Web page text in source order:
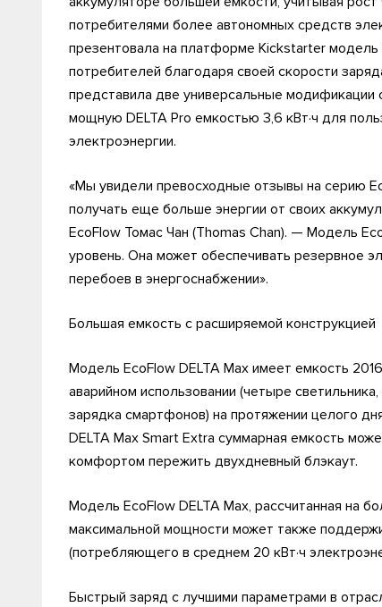
потребителями более автономных средств
презентовала на платформе Kickstarter модель
потребителей благодаря своей скорости
представила две универсальные модификации
мощную DELTA Pro емкостью 3,6 кВт·ч для
электроэнергии.
«Мы увидели превосходные отзывы на серию
получать еще больше энергии от своих
EcoFlow Томас Чан (Thomas Chan). — Модель
уровень. Она может обеспечивать резервное
перебоев в энергоснабжении».
Большая емкость с расширяемой конструкцией
Модель EcoFlow DELTA Max имеет емкость
аварийном использовании (четыре
зарядка смартфонов) на протяжении целого
DELTA Max Smart Extra суммарная емкость
комфортом пережить двухдневный блэкаут.
Модель EcoFlow DELTA Max, рассчитанная на
максимальной мощности может также
(потребляющего в среднем 20 кВт·ч
Быстрый заряд с лучшими параметрами в